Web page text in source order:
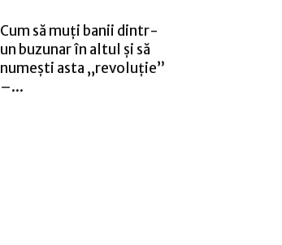
Cum să muți banii dintr-
un buzunar în altul și să
numești asta „revoluție”
–...